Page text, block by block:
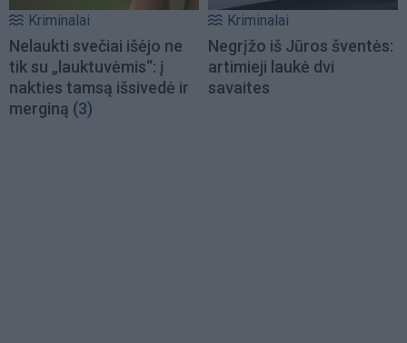
Kriminalai
Nelaukti svečiai išėjo ne
tik su „lauktuvėmis“: į
nakties tamsą išsivedė ir
merginą (3)
Kriminalai
Negrįžo iš Jūros šventės:
artimieji laukė dvi
savaites